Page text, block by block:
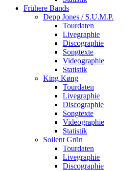
Frühere Bands
Depp Jones / S.U.M.P.
Tourdaten
Livegraphie
Discographie
Songtexte
Videographie
Statistik
King Køng
Tourdaten
Livegraphie
Discographie
Songtexte
Videographie
Statistik
Soilent Grün
Tourdaten
Livegraphie
Discographie